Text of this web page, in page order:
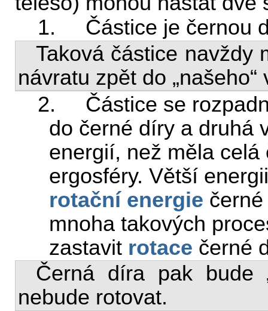
1. Částice je černou
Taková částice navždy
návratu zpět do „našeho“
2. Částice se
do černé díry a druhá
energií, než měla
ergosféry. Větší
rotační energie
mnoha takových
zastavit rotace černé
Černá díra pak bude
nebude rotovat.